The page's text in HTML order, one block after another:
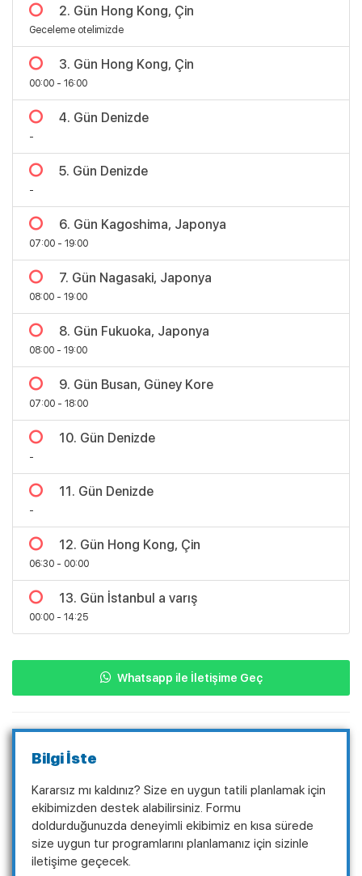
2. Gün Hong Kong, Çin
Geceleme otelimizde
3. Gün Hong Kong, Çin
00:00 - 16:00
4. Gün Denizde
-
5. Gün Denizde
-
6. Gün Kagoshima, Japonya
07:00 - 19:00
7. Gün Nagasaki, Japonya
08:00 - 19:00
8. Gün Fukuoka, Japonya
08:00 - 19:00
9. Gün Busan, Güney Kore
07:00 - 18:00
10. Gün Denizde
-
11. Gün Denizde
-
12. Gün Hong Kong, Çin
06:30 - 00:00
13. Gün İstanbul a varış
00:00 - 14:25
Whatsapp ile İletişime Geç
Bilgi İste
Kararsız mı kaldınız? Size en uygun tatili planlamak için
ekibimizden destek alabilirsiniz. Formu
doldurduğunuzda deneyimli ekibimiz en kısa sürede
size uygun tur programlarını planlamanız için sizinle
iletişime geçecek.